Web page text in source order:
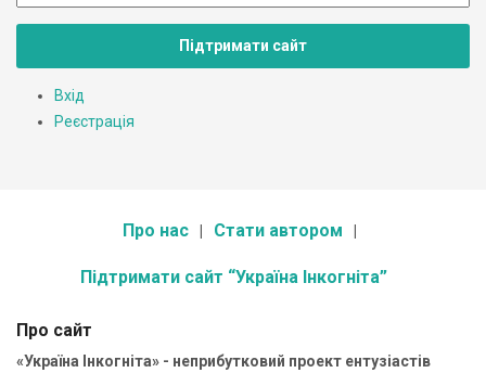
Підтримати сайт
Вхід
Реєстрація
Про нас Стати автором
Підтримати сайт “Україна Інкогніта”
Про сайт
«Україна Інкогніта» - неприбутковий проект ентузіастів